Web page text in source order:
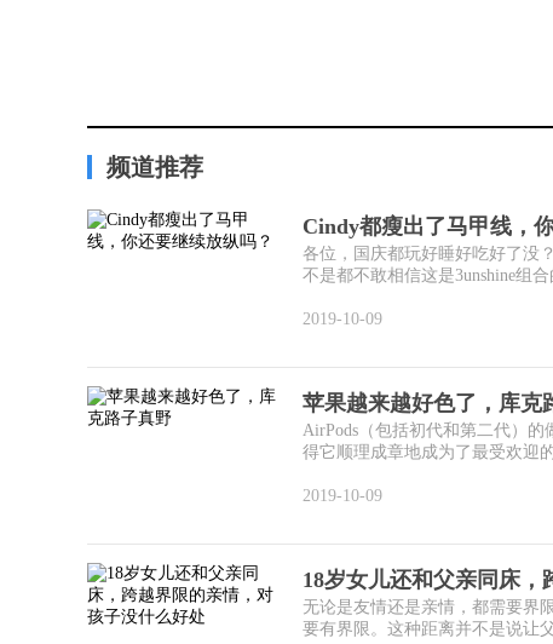
频道推荐
Cindy都瘦出了马甲线，
各位，国庆都玩好睡好吃好了没
不是都不敢相信这是3unshine组
2019-10-09
苹果越来越好色了，库克
AirPods（包括初代和第二代）
得它顺理成章地成为了最受欢迎
2019-10-09
18岁女儿还和父亲同床，
无论是友情还是亲情，都需要界
要有界限。这种距离并不是说让